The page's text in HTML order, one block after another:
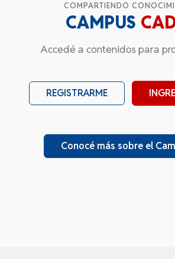
COMPARTIENDO
CAMPUS
Accedé a contenidos para
REGISTRARME
Conocé más sobre el